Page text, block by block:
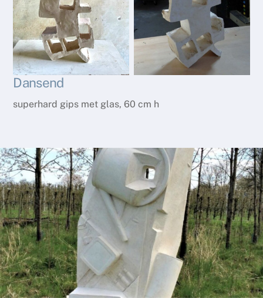
Dansend
superhard gips met glas, 60 cm h